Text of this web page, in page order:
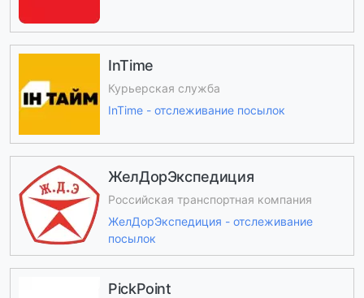
InTime
Курьерская служба
InTime - отслеживание посылок
ЖелДорЭкспедиция
Российская транспортная компания
ЖелДорЭкспедиция - отслеживание
посылок
PickPoint